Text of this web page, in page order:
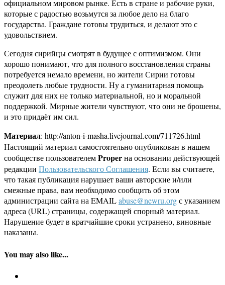
официальном мировом рынке. Есть в стране и рабочие руки,
которые с радостью возьмутся за любое дело на благо
государства. Граждане готовы трудиться, и делают это с
удовольствием.
Сегодня сирийцы смотрят в будущее с оптимизмом. Они
хорошо понимают, что для полного восстановления страны
потребуется немало времени, но жители Сирии готовы
преодолеть любые трудности. Ну а гуманитарная помощь
служит для них не только материальной, но и моральной
поддержкой. Мирные жители чувствуют, что они не брошены,
и это придаёт им сил.
Материал: http://anton-i-masha.livejournal.com/711726.html
Настоящий материал самостоятельно опубликован в нашем
сообществе пользователемProperна основании действующей
редакции Пользовательского Соглашения. Если вы считаете,
что такая публикация нарушает ваши авторские и/или
смежные права, вам необходимо сообщить об этом
администрации сайта на EMAILabuse@newru.orgс указанием
адреса (URL) страницы, содержащей спорный материал.
Нарушение будет в кратчайшие сроки устранено, виновные
наказаны.
You may also like...